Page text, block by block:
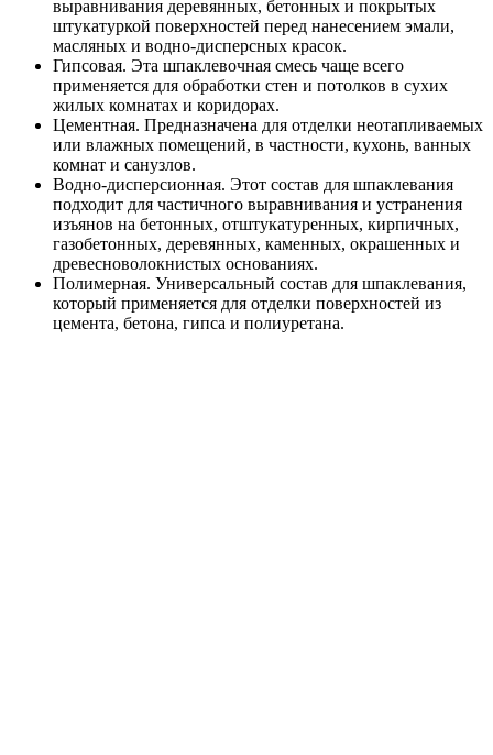
выравнивания деревянных, бетонных и покрытых
штукатуркой поверхностей перед нанесением эмали,
масляных и водно-дисперсных красок.
Гипсовая. Эта шпаклевочная смесь чаще всего
применяется для обработки стен и потолков в сухих
жилых комнатах и коридорах.
Цементная. Предназначена для отделки неотапливаемых
или влажных помещений, в частности, кухонь, ванных
комнат и санузлов.
Водно-дисперсионная. Этот состав для шпаклевания
подходит для частичного выравнивания и устранения
изъянов на бетонных, отштукатуренных, кирпичных,
газобетонных, деревянных, каменных, окрашенных и
древесноволокнистых основаниях.
Полимерная. Универсальный состав для шпаклевания,
который применяется для отделки поверхностей из
цемента, бетона, гипса и полиуретана.